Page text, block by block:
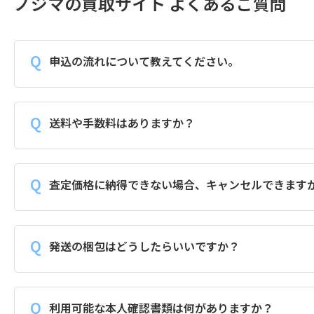
申込の流れについて教えてください。
送料や手数料はありますか？
査定価格に納得できない場合、キャンセルできます
発送の梱包はどうしたらいいですか？
利用可能な本人確認書類は何がありますか？